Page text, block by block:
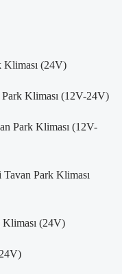
(24V)
Kliması (12V-24V)
Park Kliması (12V-
Park Kliması
(24V)